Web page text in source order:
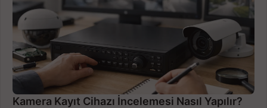
Kamera Kayıt Cihazı İncelemesi Nasıl Yapılır?